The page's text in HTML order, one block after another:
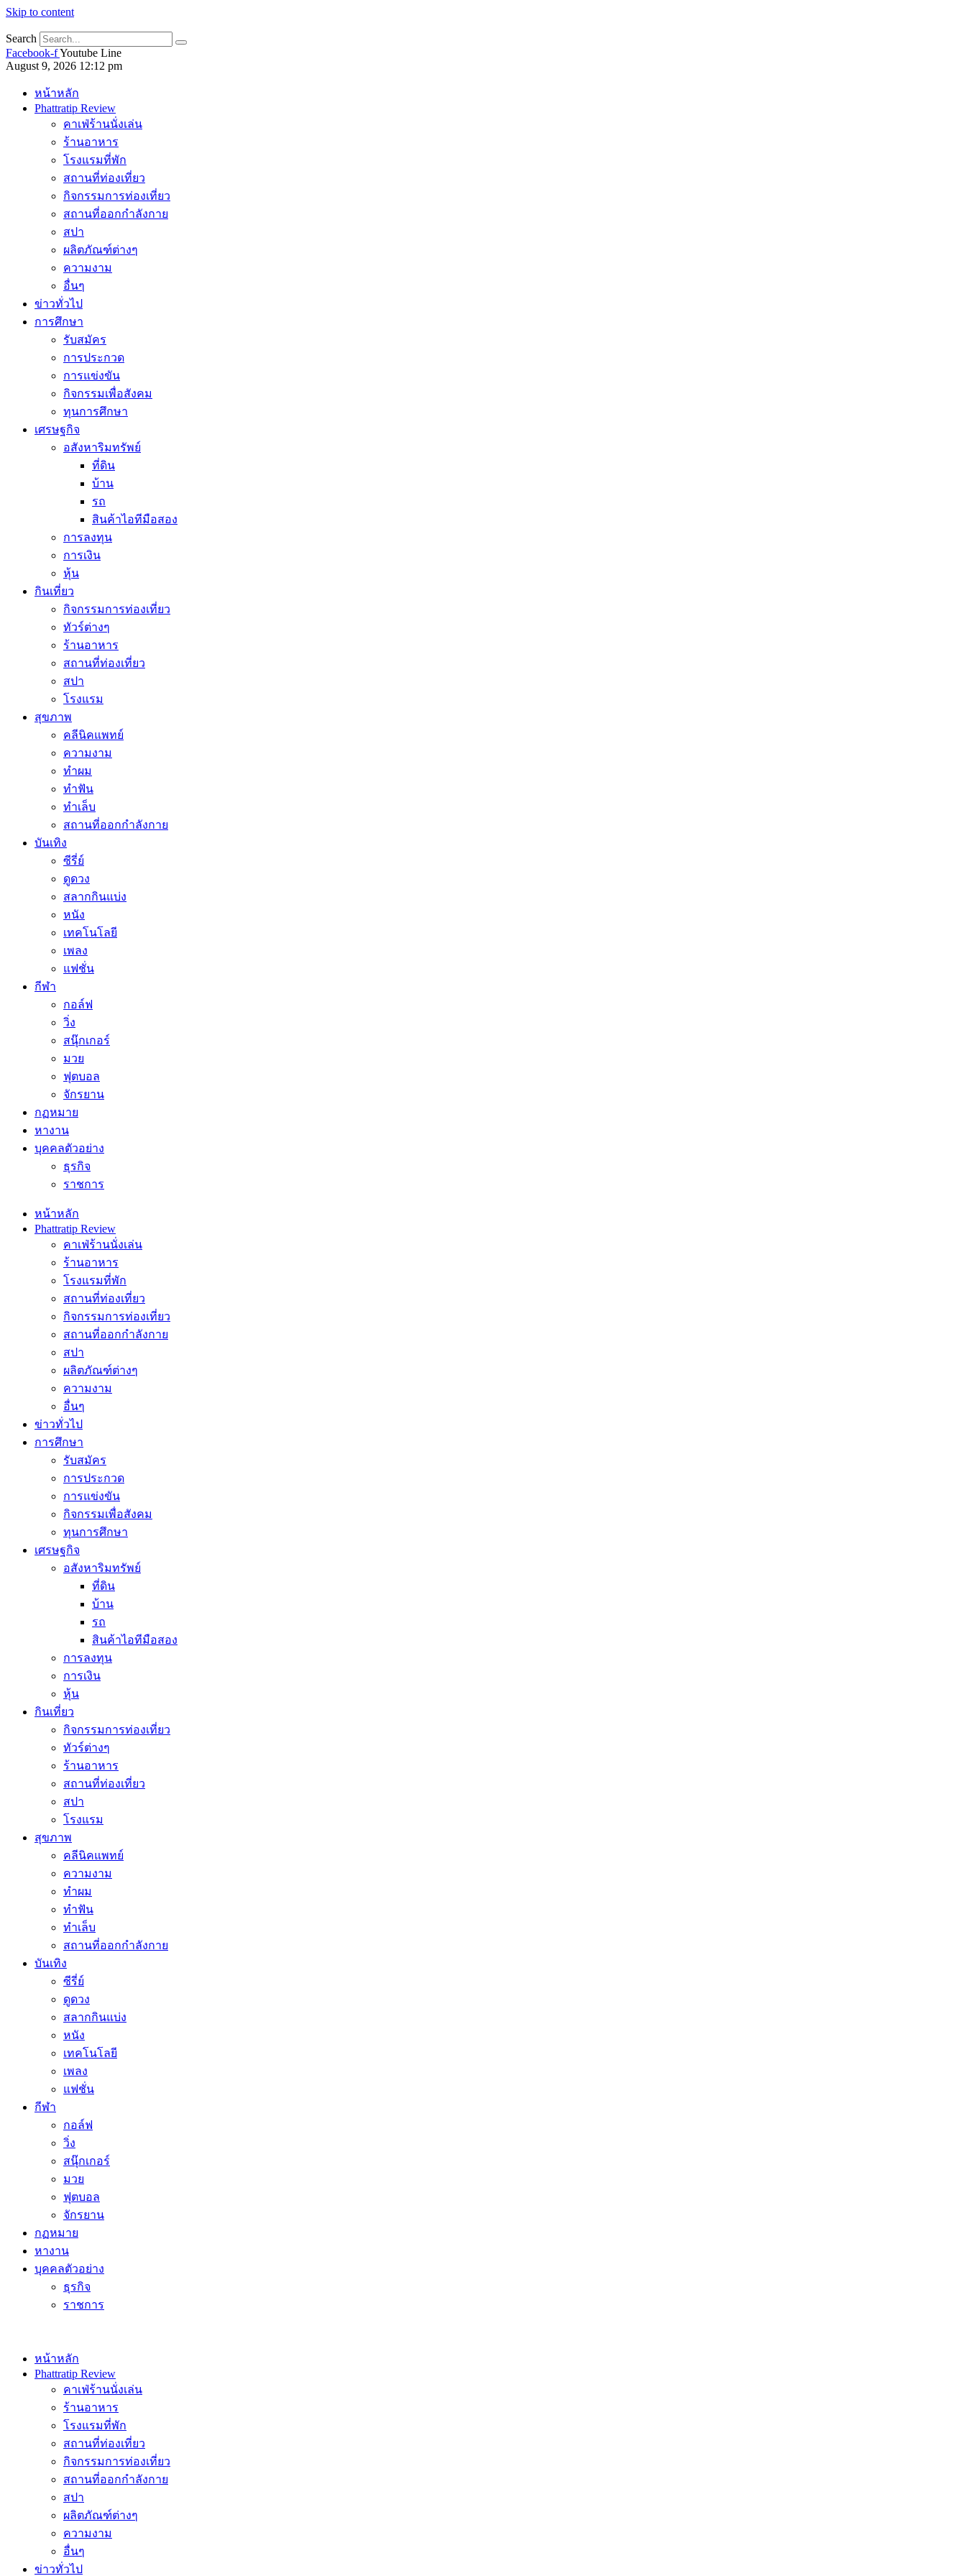
Skip to content
Search
Facebook-fYoutube Line
August 9, 2026 12:12 pm
หน้าหลัก
Phattratip Review
คาเฟ่ร้านนั่งเล่น
ร้านอาหาร
โรงแรมที่พัก
สถานที่ท่องเที่ยว
กิจกรรมการท่องเที่ยว
สถานที่ออกกำลังกาย
สปา
ผลิตภัณฑ์ต่างๆ
ความงาม
อื่นๆ
ข่าวทั่วไป
การศึกษา
รับสมัคร
การประกวด
การแข่งขัน
กิจกรรมเพื่อสังคม
ทุนการศึกษา
เศรษฐกิจ
อสังหาริมทรัพย์
ที่ดิน
บ้าน
รถ
สินค้าไอทีมือสอง
การลงทุน
การเงิน
หุ้น
กินเที่ยว
กิจกรรมการท่องเที่ยว
ทัวร์ต่างๆ
ร้านอาหาร
สถานที่ท่องเที่ยว
สปา
โรงแรม
สุขภาพ
คลีนิคแพทย์
ความงาม
ทำผม
ทำฟัน
ทำเล็บ
สถานที่ออกกำลังกาย
บันเทิง
ซีรี่ย์
ดูดวง
สลากกินแบ่ง
หนัง
เทคโนโลยี
เพลง
แฟชั่น
กีฬา
กอล์ฟ
วิ่ง
สนุ๊กเกอร์
มวย
ฟุตบอล
จักรยาน
กฏหมาย
หางาน
บุคคลตัวอย่าง
ธุรกิจ
ราชการ
หน้าหลัก
Phattratip Review
คาเฟ่ร้านนั่งเล่น
ร้านอาหาร
โรงแรมที่พัก
สถานที่ท่องเที่ยว
กิจกรรมการท่องเที่ยว
สถานที่ออกกำลังกาย
สปา
ผลิตภัณฑ์ต่างๆ
ความงาม
อื่นๆ
ข่าวทั่วไป
การศึกษา
รับสมัคร
การประกวด
การแข่งขัน
กิจกรรมเพื่อสังคม
ทุนการศึกษา
เศรษฐกิจ
อสังหาริมทรัพย์
ที่ดิน
บ้าน
รถ
สินค้าไอทีมือสอง
การลงทุน
การเงิน
หุ้น
กินเที่ยว
กิจกรรมการท่องเที่ยว
ทัวร์ต่างๆ
ร้านอาหาร
สถานที่ท่องเที่ยว
สปา
โรงแรม
สุขภาพ
คลีนิคแพทย์
ความงาม
ทำผม
ทำฟัน
ทำเล็บ
สถานที่ออกกำลังกาย
บันเทิง
ซีรี่ย์
ดูดวง
สลากกินแบ่ง
หนัง
เทคโนโลยี
เพลง
แฟชั่น
กีฬา
กอล์ฟ
วิ่ง
สนุ๊กเกอร์
มวย
ฟุตบอล
จักรยาน
กฏหมาย
หางาน
บุคคลตัวอย่าง
ธุรกิจ
ราชการ
หน้าหลัก
Phattratip Review
คาเฟ่ร้านนั่งเล่น
ร้านอาหาร
โรงแรมที่พัก
สถานที่ท่องเที่ยว
กิจกรรมการท่องเที่ยว
สถานที่ออกกำลังกาย
สปา
ผลิตภัณฑ์ต่างๆ
ความงาม
อื่นๆ
ข่าวทั่วไป